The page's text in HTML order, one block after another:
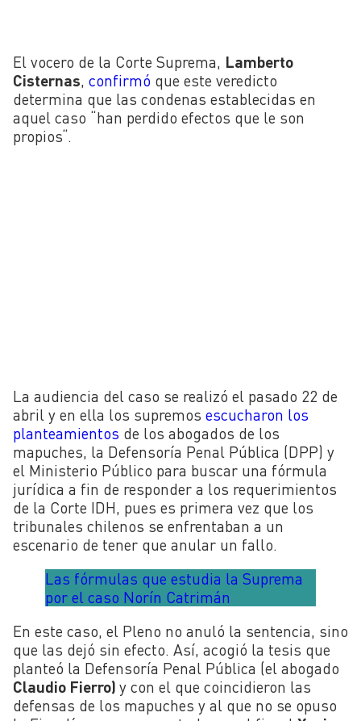
El vocero de la Corte Suprema, Lamberto
Cisternas, confirmó que este veredicto
determina que las condenas establecidas en
aquel caso “han perdido efectos que le son
propios“.
La audiencia del caso se realizó el pasado 22 de
abril y en ella los supremos escucharon los
planteamientos de los abogados de los
mapuches, la Defensoría Penal Pública (DPP) y
el Ministerio Público para buscar una fórmula
jurídica a fin de responder a los requerimientos
de la Corte IDH, pues es primera vez que los
tribunales chilenos se enfrentaban a un
escenario de tener que anular un fallo.
Las fórmulas que estudia la Suprema
por el caso Norín Catrimán
En este caso, el Pleno no anuló la sentencia, sino
que las dejó sin efecto. Así, acogió la tesis que
planteó la Defensoría Penal Pública (el abogado
Claudio Fierro) y con el que coincidieron las
defensas de los mapuches y al que no se opuso